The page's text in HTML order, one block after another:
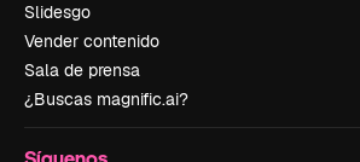
Slidesgo
Vender contenido
Sala de prensa
¿Buscas magnific.ai?